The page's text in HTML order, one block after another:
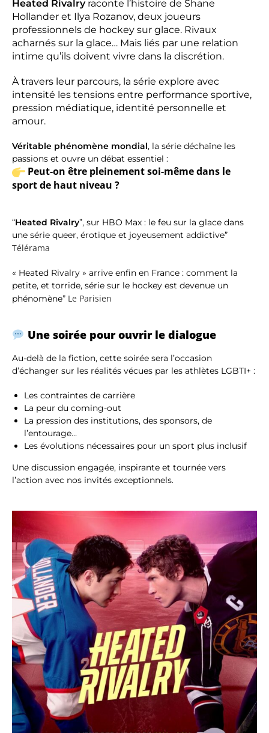
Heated Rivalryraconte l’histoire de Shane
Hollander et Ilya Rozanov, deux joueurs
professionnels de hockey sur glace. Rivaux
acharnés sur la glace… Mais liés par une relation
intime qu’ils doivent vivre dans la discrétion.
À travers leur parcours, la série explore avec
intensité les tensions entre performance sportive,
pression médiatique, identité personnelle et
amour.
Véritable phénomène mondial, la série déchaîne les
passions et ouvre un débat essentiel :
Peut-on être pleinement soi-même dans le
sport de haut niveau ?
“Heated Rivalry”, sur HBO Max : le feu sur la glace dans
une série queer, érotique et joyeusement addictive”
Télérama
« Heated Rivalry » arrive enfin en France : comment la
petite, et torride, série sur le hockey est devenue un
phénomène” Le Parisien
Une soirée pour ouvrir le dialogue
Au-delà de la fiction, cette soirée sera l’occasion
d’échanger sur les réalités vécues par les athlètes LGBTI+ :
Les contraintes de carrière
La peur du coming-out
La pression des institutions, des sponsors, de
l’entourage…
Les évolutions nécessaires pour un sport plus inclusif
Une discussion engagée, inspirante et tournée vers
l’action avec nos invités exceptionnels.